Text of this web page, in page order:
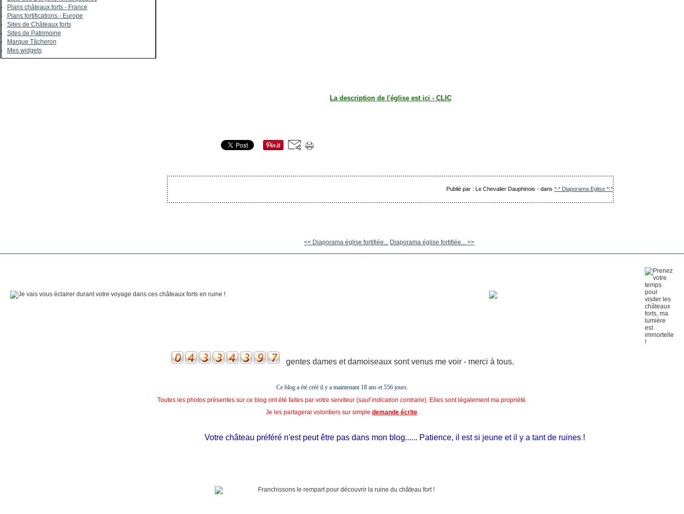
Plans châteaux forts - France
Plans fortifications - Europe
Sites de Châteaux forts
Sites de Patrimoine
Marque Tâcheron
Mes widgets
La description de l'église est ici - CLIC
Publié par : Le Chevalier Dauphinois -dans *-* Diaporama Eglise *-*
<< Diaporama église fortifiée... Diaporama église fortifiée... >>
gentes dames et damoiseaux sont venus me voir - merci à tous.
Ce blog a été créé il y a maintenant 18 ans et556 jours.
Toutes les photos présentes sur ce blog ont été faites par votre serviteur (sauf indication contraire). Elles sont légalement ma propriété.
Je les partagerai volontiers sur simple demande écrite.
Votre château préféré n'est peut être pas dans mon blog...... Patience, il est si jeune et il y a tant de ruines !